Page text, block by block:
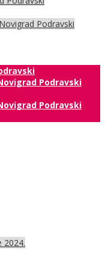
Podravski
Podravski
Podravski
2024.